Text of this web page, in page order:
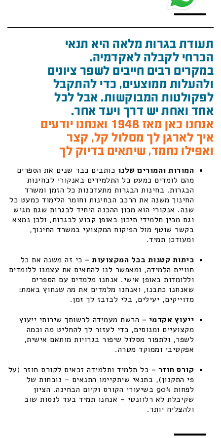
תעודת בגרות מלאה היא תנאי
הכרחי לקבלה לאקדמיה.
במקרים רבים חייבים לשפר ציונים
ולהעלות ממוצעים, כדי להתקבל
לפקולטות המבוקשות. אבל לכל
אחד ואחת יש דרך ויעד אחר.
אנחנו כאן מאז 1948 ואנחנו יודעים
איך לארגן לך מסלול קל, קצר
ואפילו נחמד, שיתאים בדיוק לך
המורות והמורים שלנו כותבים כבר שנים את הספרים
מהם לומדים כמעט כל התלמידים באנקורי לבחינות
הבגרות. בחינות הבגרות מתעדכנות כל הזמן ומשרד
החינוך משנה את הרכב הבחינות וחומר הלימוד כמעט כל
שנה. אנקורי הוא מכון ההכנה היחיד לבגרות שגם מגיש
וגם מכין תלמידי תיכון באופן קבוע לבגרות, ולכן נמצא
בקשר שוטף מול הפיקוח המקצועי במשרד החינוך,
ומעודכן תמיד.
כיתות קטנות בכל המקצועות – כי זה משנה את כל
חוויית הלמידה, ומאפשר לנו להתאים את עצמנו ללומדים
וללומדות באופן אישי. אנחנו מלמדים עם הספרים
שאנחנו כתבנו, ואנחנו מלמדים את מה שנחוץ באמת:
מדוייקים, יעילים, בלי לבזבז לך זמן.
ייעוץ אקדמי – הרשת מעמידה לרשותך שירותי ייעוץ
מקצועיים ומנוסים, כדי לעזור לך להחליט מה וכמה
לשפר, ולתפור מסלול שיפור בגרויות מותאם אישית,
אפקטיבי וממוקד מטרה.
קורס חוזר – כל תלמיד ותלמידה זכאים לקורס חוזר (על
פי התקנון), בתנאי שיתקיימו התנאים – נוכחות של
לפחות 90% בשיעורי הקורס וקיום הבחינה. הציון
שקיבלת לא רלוונטי – אנחנו תמיד בעד לנסות שוב
ולהצליח יותר.